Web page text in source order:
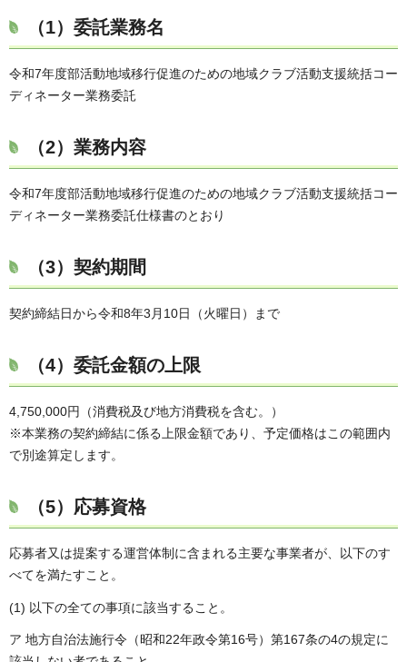
（1）委託業務名
令和7年度部活動地域移行促進のための地域クラブ活動支援統括コー
ディネーター業務委託
（2）業務内容
令和7年度部活動地域移行促進のための地域クラブ活動支援統括コー
ディネーター業務委託仕様書のとおり
（3）契約期間
契約締結日から令和8年3月10日（火曜日）まで
（4）委託金額の上限
4,750,000円（消費税及び地方消費税を含む。）
※本業務の契約締結に係る上限金額であり、予定価格はこの範囲内
で別途算定します。
（5）応募資格
応募者又は提案する運営体制に含まれる主要な事業者が、以下のす
べてを満たすこと。
(1) 以下の全ての事項に該当すること。
ア 地方自治法施行令（昭和22年政令第16号）第167条の4の規定に